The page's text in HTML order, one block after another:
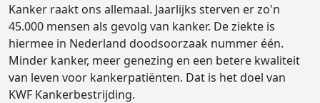
Kanker raakt ons allemaal. Jaarlijks sterven er zo'n
45.000 mensen als gevolg van kanker. De ziekte is
hiermee in Nederland doodsoorzaak nummer één.
Minder kanker, meer genezing en een betere kwaliteit
van leven voor kankerpatiënten. Dat is het doel van
KWF Kankerbestrijding.